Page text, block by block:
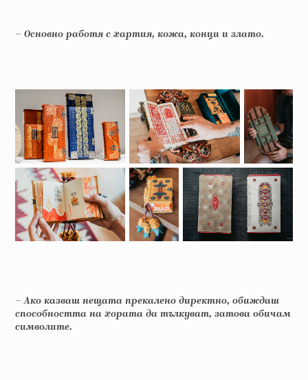
– Основно работя с хартия, кожа, конци и злато.
– Ако казваш нещата прекалено директно, обиждаш
способността на хората да тълкуват, затова обичам
символите.